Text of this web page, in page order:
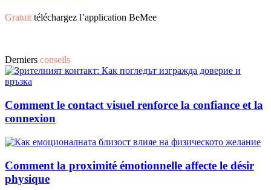
Gratuittéléchargez l’application BeMee
Derniers conseils
Comment le contact visuel renforce la confiance et la
connexion
Comment la proximité émotionnelle affecte le désir
physique